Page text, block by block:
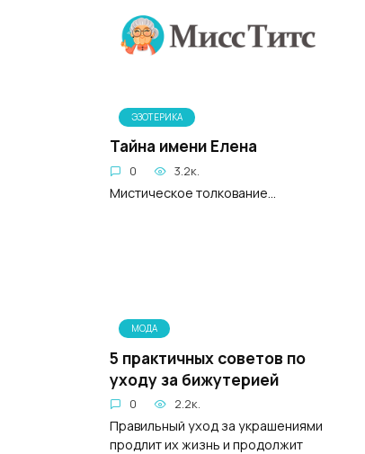
ЭЗОТЕРИКА
Тайна имени Елена
0 3.2к.
Мистическое толкование...
МОДА
5 практичных советов по
уходу за бижутерией
0 2.2к.
Правильный уход за украшениями
продлит их жизнь и продолжит